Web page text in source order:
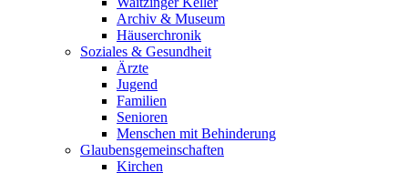
Archiv & Museum
Häuserchronik
Soziales & Gesundheit
Ärzte
Jugend
Familien
Senioren
Menschen mit Behinderung
Glaubensgemeinschaften
Kirchen